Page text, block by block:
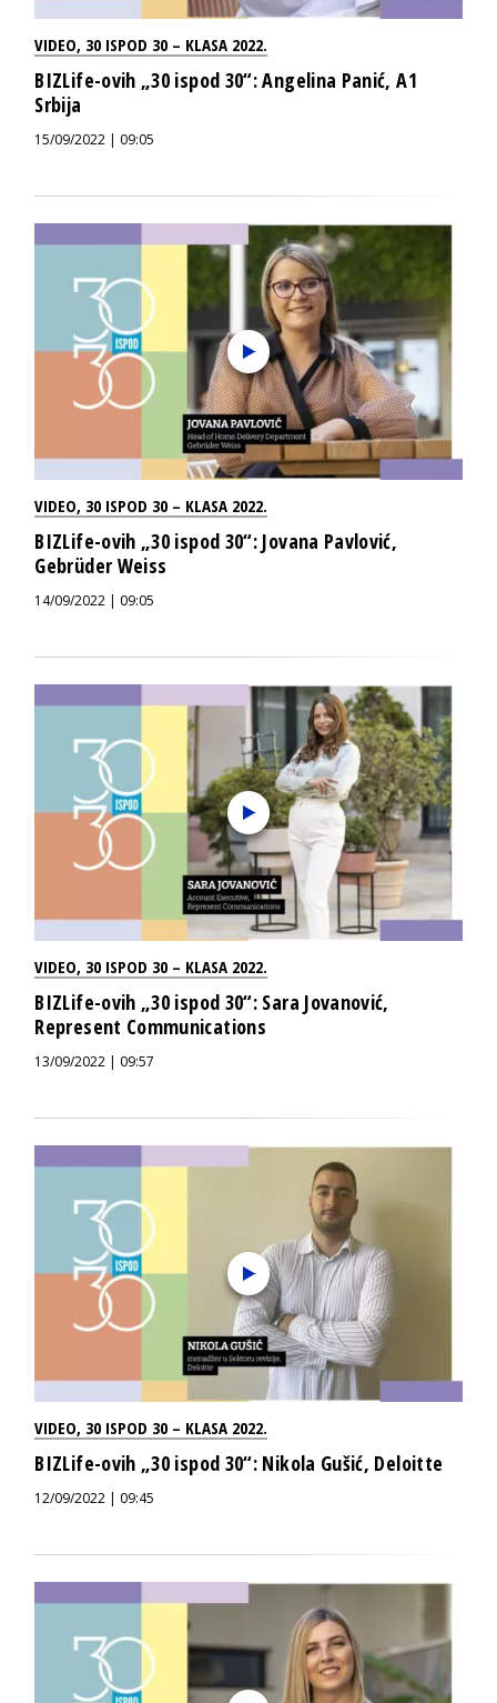
VIDEO, 30 ISPOD 30 – KLASA 2022.
BIZLife-ovih „30 ispod 30“: Angelina Panić, A1
Srbija
15/09/2022 | 09:05
VIDEO, 30 ISPOD 30 – KLASA 2022.
BIZLife-ovih „30 ispod 30“: Jovana Pavlović,
Gebrüder Weiss
14/09/2022 | 09:05
VIDEO, 30 ISPOD 30 – KLASA 2022.
BIZLife-ovih „30 ispod 30“: Sara Jovanović,
Represent Communications
13/09/2022 | 09:57
VIDEO, 30 ISPOD 30 – KLASA 2022.
BIZLife-ovih „30 ispod 30“: Nikola Gušić, Deloitte
12/09/2022 | 09:45